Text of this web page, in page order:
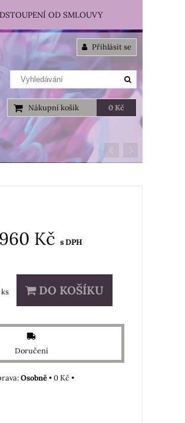
Přihlásit se
Nákupní košík 0 Kč
OD SMLOUVY
Kč s DPH
ks DO KOŠÍKU
Doručení
Osobně•0 Kč•